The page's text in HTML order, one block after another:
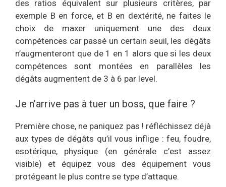
des ratios équivalent sur plusieurs critères, par
exemple B en force, et B en dextérité, ne faites le
choix de maxer uniquement une des deux
compétences car passé un certain seuil, les dégâts
n’augmenteront que de 1 en 1 alors que si les deux
compétences sont montées en parallèles les
dégâts augmentent de 3 à 6 par level.
Je n’arrive pas à tuer un boss, que faire ?
Première chose, ne paniquez pas ! réfléchissez déjà
aux types de dégâts qu’il vous inflige : feu, foudre,
esotérique, physique (en générale c’est assez
visible) et équipez vous des équipement vous
protégeant le plus contre se type d’attaque.